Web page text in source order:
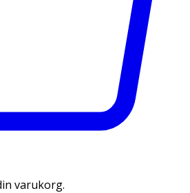
varukorg.